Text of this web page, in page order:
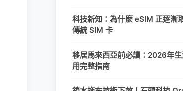
科技新知：為什麼 eSIM 正逐漸
傳統 SIM 卡
移居馬來西亞前必讀：2026年
用完整指南